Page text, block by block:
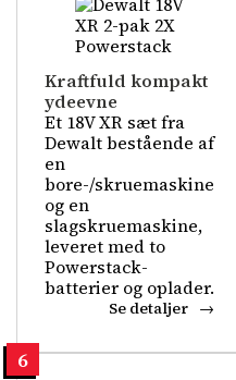
Kraftfuld kompakt
ydeevne
Et 18V XR sæt fra
Dewalt bestående af
en
bore-/skruemaskine
og en
slagskruemaskine,
leveret med to
Powerstack-
batterier og oplader.
Se detaljer
6